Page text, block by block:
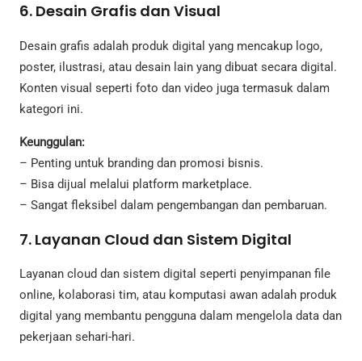
6. Desain Grafis dan Visual
Desain grafis adalah produk digital yang mencakup logo,
poster, ilustrasi, atau desain lain yang dibuat secara digital.
Konten visual seperti foto dan video juga termasuk dalam
kategori ini.
Keunggulan:
– Penting untuk branding dan promosi bisnis.
– Bisa dijual melalui platform marketplace.
– Sangat fleksibel dalam pengembangan dan pembaruan.
7. Layanan Cloud dan Sistem Digital
Layanan cloud dan sistem digital seperti penyimpanan file
online, kolaborasi tim, atau komputasi awan adalah produk
digital yang membantu pengguna dalam mengelola data dan
pekerjaan sehari-hari.